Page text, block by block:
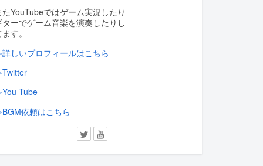
たYouTubeではゲーム実況したり
ターでゲーム音楽を演奏したりし
す。
しいプロフィールはこちら
Tube
依頼はこちら